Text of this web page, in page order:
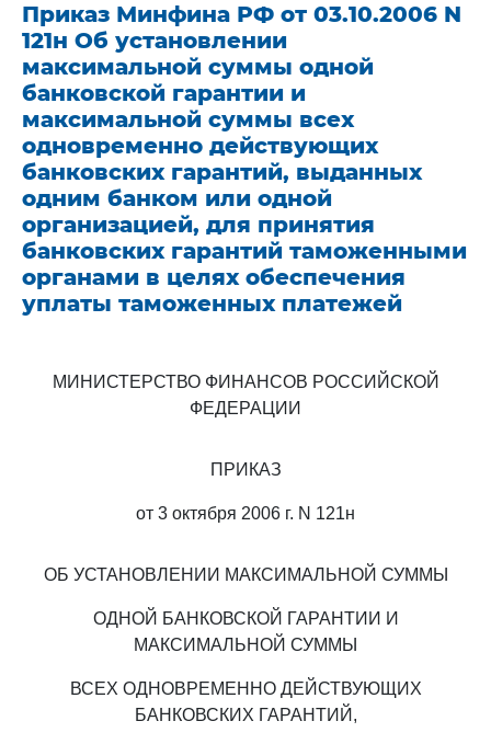
Приказ Минфина РФ от 03.10.2006 N
121н Об установлении
максимальной суммы одной
банковской гарантии и
максимальной суммы всех
одновременно действующих
банковских гарантий, выданных
одним банком или одной
организацией, для принятия
банковских гарантий таможенными
органами в целях обеспечения
уплаты таможенных платежей
МИНИСТЕРСТВО ФИНАНСОВ РОССИЙСКОЙ
ФЕДЕРАЦИИ
ПРИКАЗ
от 3 октября 2006 г. N 121н
ОБ УСТАНОВЛЕНИИ МАКСИМАЛЬНОЙ СУММЫ
ОДНОЙ БАНКОВСКОЙ ГАРАНТИИ И
МАКСИМАЛЬНОЙ СУММЫ
ВСЕХ ОДНОВРЕМЕННО ДЕЙСТВУЮЩИХ
БАНКОВСКИХ ГАРАНТИЙ,